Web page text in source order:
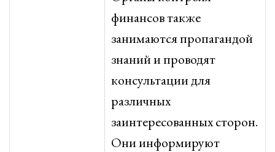
финансов также
занимаются пропагандой
знаний и проводят
консультации для
различных
заинтересованных сторон.
Они информируют